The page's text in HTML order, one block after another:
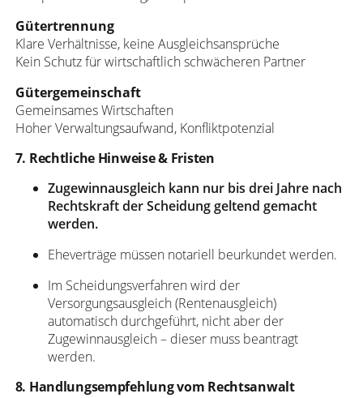
Gütertrennung
Klare Verhältnisse, keine Ausgleichsansprüche
Kein Schutz für wirtschaftlich schwächeren Partner
Gütergemeinschaft
Gemeinsames Wirtschaften
Hoher Verwaltungsaufwand, Konfliktpotenzial
7. Rechtliche Hinweise & Fristen
Zugewinnausgleich kann nur bis drei Jahre nach
Rechtskraft der Scheidung geltend gemacht
werden.
Eheverträge müssen notariell beurkundet werden.
Im Scheidungsverfahren wird der
Versorgungsausgleich (Rentenausgleich)
automatisch durchgeführt, nicht aber der
Zugewinnausgleich – dieser muss beantragt
werden.
8. Handlungsempfehlung vom Rechtsanwalt